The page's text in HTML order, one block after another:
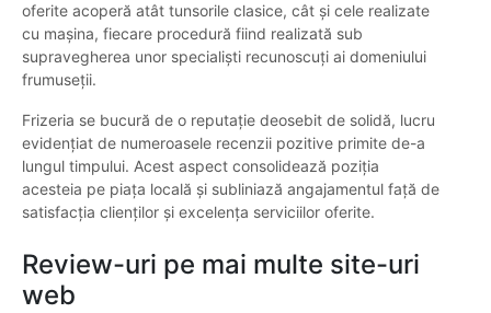
oferite acoperă atât tunsorile clasice, cât și cele realizate
cu mașina, fiecare procedură fiind realizată sub
supravegherea unor specialiști recunoscuți ai domeniului
frumuseții.
Frizeria se bucură de o reputație deosebit de solidă, lucru
evidențiat de numeroasele recenzii pozitive primite de-a
lungul timpului. Acest aspect consolidează poziția
acesteia pe piața locală și subliniază angajamentul față de
satisfacția clienților și excelența serviciilor oferite.
Review-uri pe mai multe site-uri
web